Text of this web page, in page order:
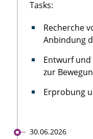
Tasks:
Recherche
Anbindung
Entwurf
zur
Erprobung
30.06.2026